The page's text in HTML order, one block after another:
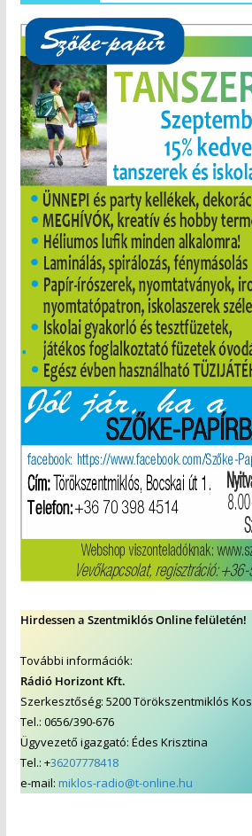
Hirdessen a Szentmiklós Online felületén!
További információk:
Rádió Horizont Kft.
Szerkesztőség: 5200 Törökszentmiklós
Tel.: 0656/390-676
Ügyvezető igazgató: Édes Krisztina
Tel.: +36207778418
e-mail: miklos-radio@t-online.hu